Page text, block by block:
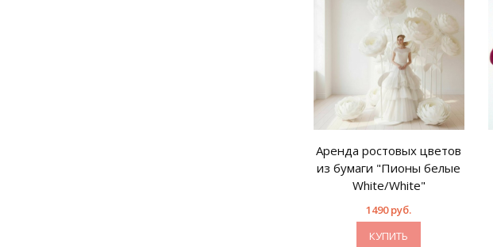
Аренда ростовых цветов
из бумаги "Пионы белые
White/White"
1490 руб.
КУПИТЬ